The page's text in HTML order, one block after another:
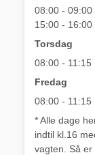
08:00 - 09:00
15:00 - 16:00
Torsdag
08:00 - 11:15
Fredag
08:00 - 11:15
* Alle dage
indtil kl.16
vagten. Så